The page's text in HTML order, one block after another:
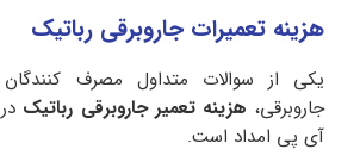
هزینه تعمیرات جاروبرقی رباتیک
یکی از سوالات متداول مصرف
جاروبرقی، هزینه تعمیر جاروبرقی رباتیک
آی پی امداد است.